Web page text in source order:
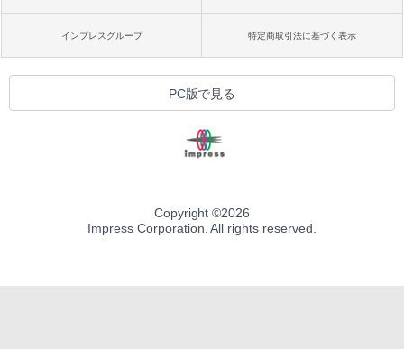
インプレスグループ 特定商取引法に基づく表示
PC版で見る
Copyright ©2026
Impress Corporation. All rights reserved.